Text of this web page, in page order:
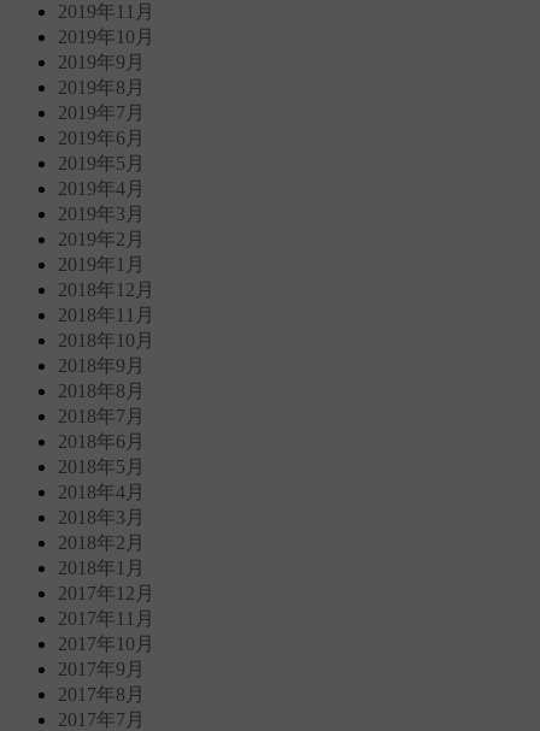
2019年11月
2019年10月
2019年9月
2019年8月
2019年7月
2019年6月
2019年5月
2019年4月
2019年3月
2019年2月
2019年1月
2018年12月
2018年11月
2018年10月
2018年9月
2018年8月
2018年7月
2018年6月
2018年5月
2018年4月
2018年3月
2018年2月
2018年1月
2017年12月
2017年11月
2017年10月
2017年9月
2017年8月
2017年7月